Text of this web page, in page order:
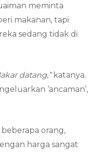
meminta
makanan, tapi
sedang tidak di
datang,” katanya.
‘ancaman’,
orang,
harga sangat